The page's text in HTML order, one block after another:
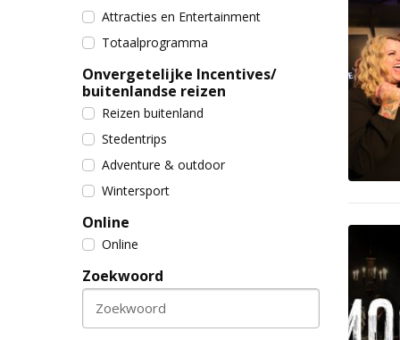
Attracties en Entertainment
Totaalprogramma
Onvergetelijke Incentives/
buitenlandse reizen
Reizen buitenland
Stedentrips
Adventure & outdoor
Wintersport
Online
Online
Zoekwoord
Zoekwoord